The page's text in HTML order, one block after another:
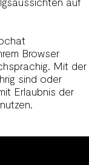
Browser
Mit der
sind oder
Erlaubnis der